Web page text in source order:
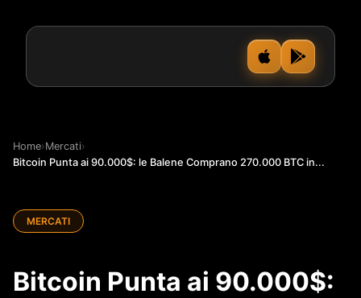
Home›Mercati›
Bitcoin Punta ai 90.000$: le Balene Comprano 270.000 BTC in...
MERCATI
Bitcoin Punta ai 90.000$: